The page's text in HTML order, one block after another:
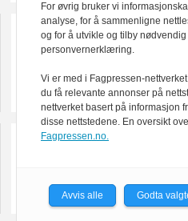
For øvrig bruker vi
analyse, for å sammenligne
og for å utvikle og tilby
personvernerklæring.
Vi er med i Fagpressen-
du få relevante annonser på
nettverket basert på informasjon
disse nettstedene. En oversikt
Fagpressen.no.
Avvis alle Godta